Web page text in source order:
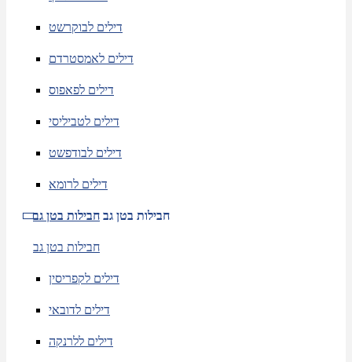
דילים לבוקרשט
דילים לאמסטרדם
דילים לפאפוס
דילים לטביליסי
דילים לבודפשט
דילים לרומא
חבילות בטן גב חבילות בטן גב
חבילות בטן גב
דילים לקפריסין
דילים לדובאי
דילים ללרנקה